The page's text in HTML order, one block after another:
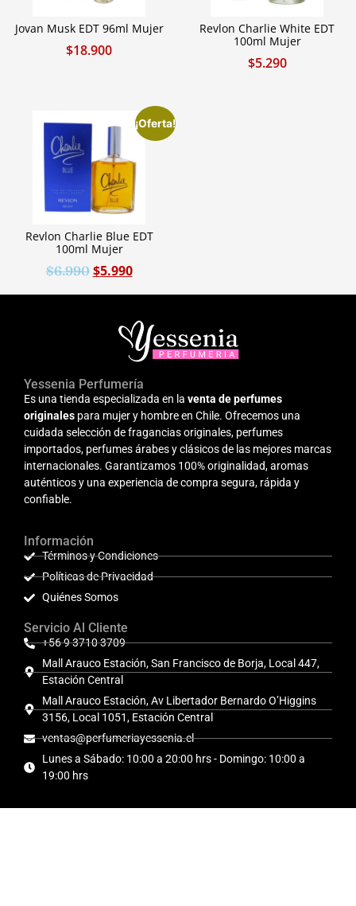
Jovan Musk EDT 96ml Mujer
$18.900
Revlon Charlie White EDT
100ml Mujer
$5.290
¡Oferta!
Revlon Charlie Blue EDT
100ml Mujer
$6.990 $5.990
Yessenia Perfumería
Es una tienda especializada en la venta de perfumes
originales para mujer y hombre en Chile. Ofrecemos una
cuidada selección de fragancias originales, perfumes
importados, perfumes árabes y clásicos de las mejores marcas
internacionales. Garantizamos 100% originalidad, aromas
auténticos y una experiencia de compra segura, rápida y
confiable.
Información
Términos y Condiciones
Políticas de Privacidad
Quiénes Somos
Servicio Al Cliente
+56 9 3710 3709
Mall Arauco Estación, San Francisco de Borja, Local 447,
Estación Central
Mall Arauco Estación, Av Libertador Bernardo O’Higgins
3156, Local 1051, Estación Central
ventas@perfumeriayessenia.cl
Lunes a Sábado: 10:00 a 20:00 hrs - Domingo: 10:00 a
19:00 hrs